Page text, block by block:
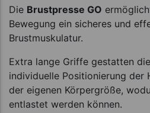
Die Brustpresse GO
Bewegung ein sicheres und
Brustmuskulatur.
Extra lange Griffe gestatten
individuelle Positionierung der
der eigenen Körpergröße,
entlastet werden können.